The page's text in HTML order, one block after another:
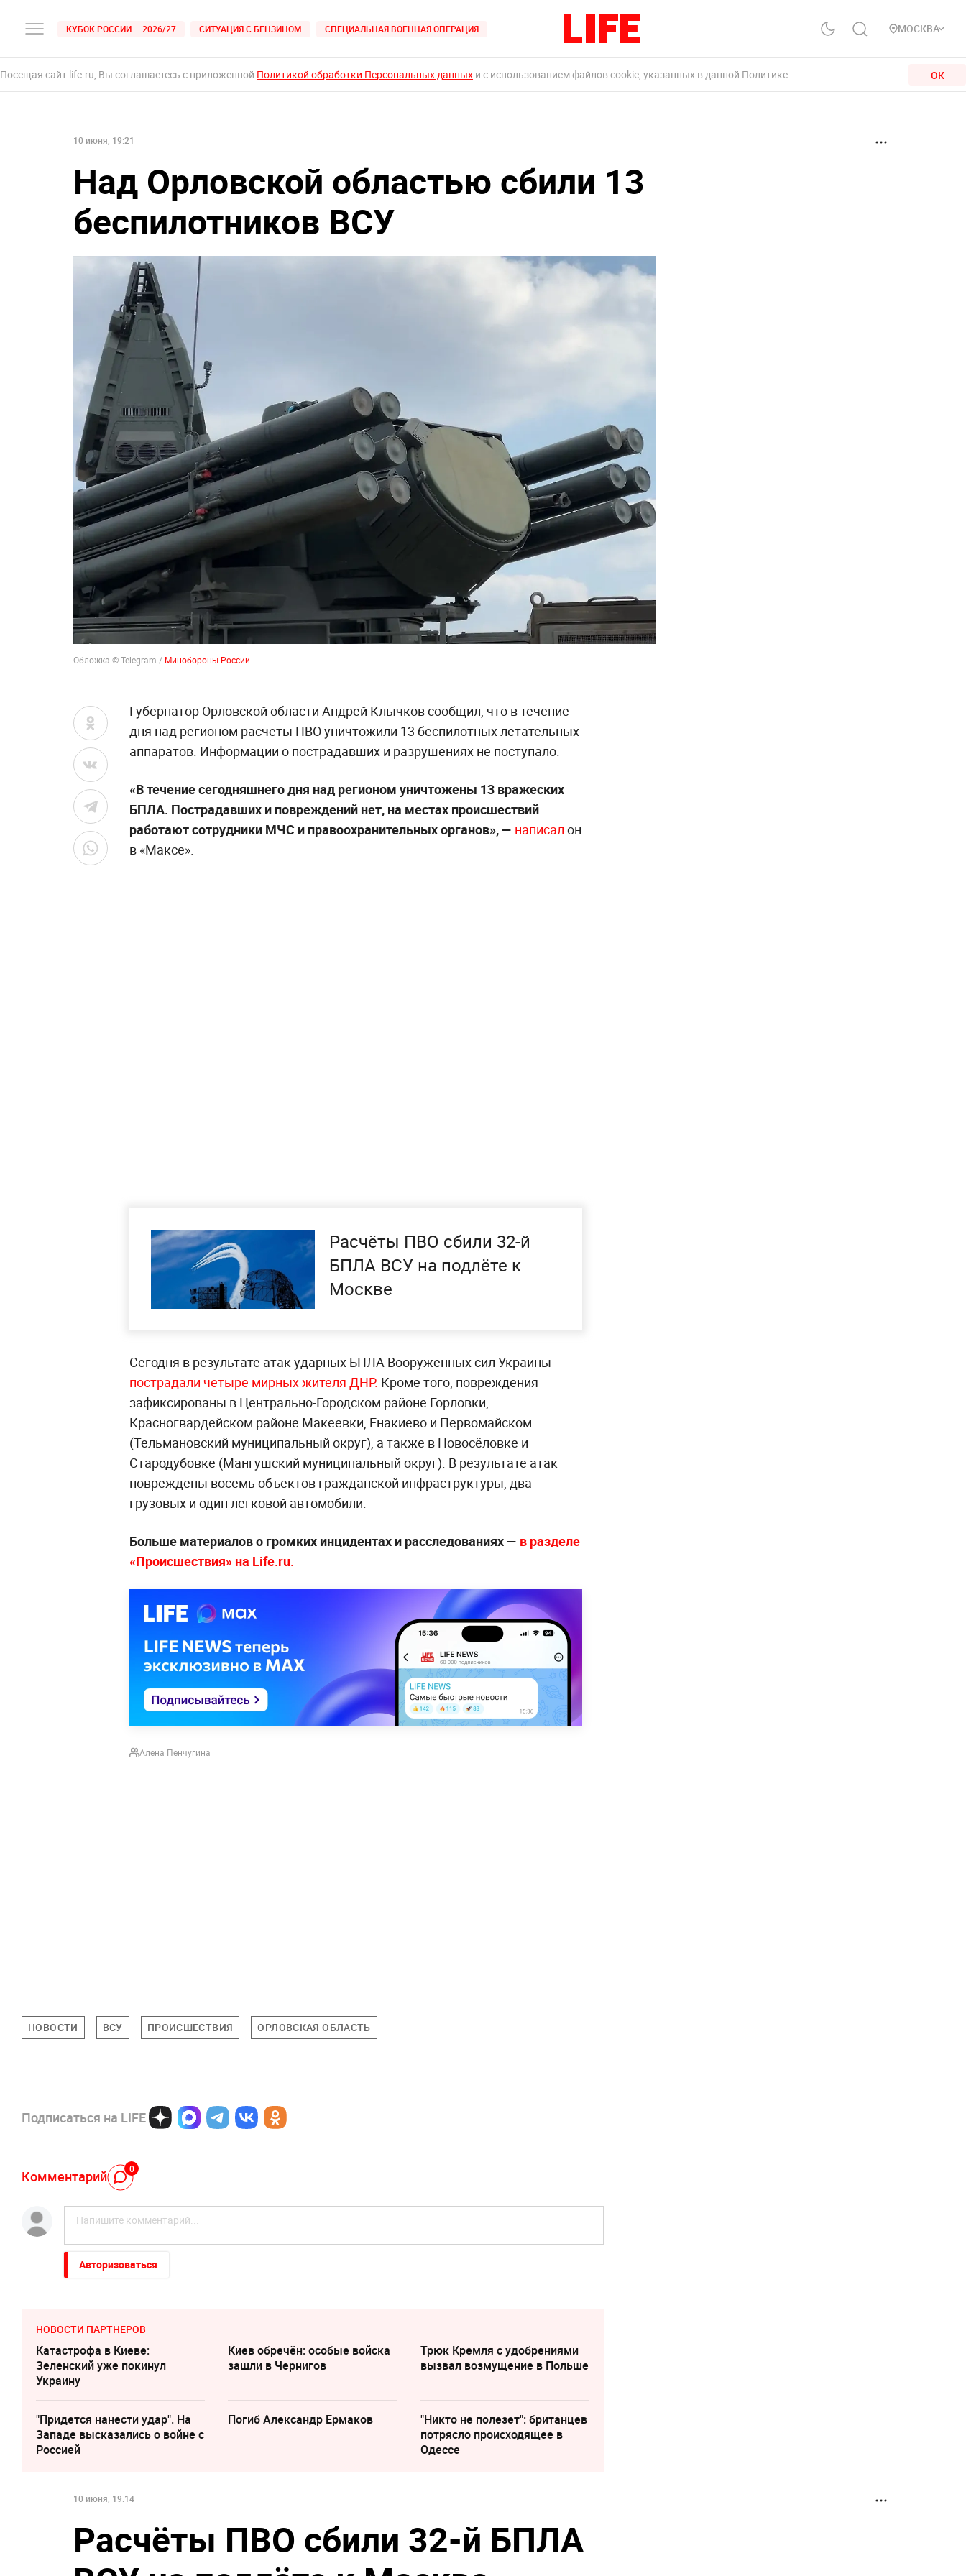
КУБОК РОССИИ — 2026/27 СИТУАЦИЯ С БЕНЗИНОМ СПЕЦИАЛЬНАЯ ВОЕННАЯ ОПЕРАЦИЯ МОСКВА
Посещая сайт life.ru, Вы соглашаетесь с приложенной Политикой обработки Персональных данных и с использованием файлов cookie, указанных в данной Политике. ОК
10 июня, 19:21
Над Орловской областью сбили 13
беспилотников ВСУ
Обложка © Telegram / Минобороны России
Губернатор Орловской области Андрей Клычков сообщил, что в течение
дня над регионом расчёты ПВО уничтожили 13 беспилотных летательных
аппаратов. Информации о пострадавших и разрушениях не поступало.
«В течение сегодняшнего дня над регионом уничтожены 13 вражеских
БПЛА. Пострадавших и повреждений нет, на местах происшествий
работают сотрудники МЧС и правоохранительных органов», — написал он
в «Максе».
Расчёты ПВО сбили 32-й
БПЛА ВСУ на подлёте к
Москве
Сегодня в результате атак ударных БПЛА Вооружённых сил Украины
пострадали четыре мирных жителя ДНР. Кроме того, повреждения
зафиксированы в Центрально-Городском районе Горловки,
Красногвардейском районе Макеевки, Енакиево и Первомайском
(Тельмановский муниципальный округ), а также в Новосёловке и
Стародубовке (Мангушский муниципальный округ). В результате атак
повреждены восемь объектов гражданской инфраструктуры, два
грузовых и один легковой автомобили.
Больше материалов о громких инцидентах и расследованиях — в разделе
«Происшествия» на Life.ru.
Алена Пенчугина
НОВОСТИ ВСУ ПРОИСШЕСТВИЯ ОРЛОВСКАЯ ОБЛАСТЬ
Подписаться на LIFE
Комментарий 0
Авторизоваться
НОВОСТИ ПАРТНЕРОВ
Катастрофа в Киеве:
Зеленский уже покинул
Украину
Киев обречён: особые войска
зашли в Чернигов
Трюк Кремля с удобрениями
вызвал возмущение в Польше
"Придется нанести удар". На
Западе высказались о войне с
Россией
Погиб Александр Ермаков
"Никто не полезет": британцев
потрясло происходящее в
Одессе
10 июня, 19:14
Расчёты ПВО сбили 32-й БПЛА